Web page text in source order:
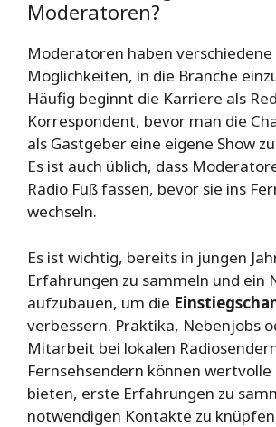
Moderatoren?
Moderatoren haben verschiedene
Möglichkeiten, in die Branche
Häufig beginnt die Karriere als
Korrespondent, bevor man die
als Gastgeber eine eigene Show
Es ist auch üblich, dass
Radio Fuß fassen, bevor sie ins
wechseln.
Es ist wichtig, bereits in jungen
Erfahrungen zu sammeln und ein
aufzubauen, um die
verbessern. Praktika, Nebenjobs
Mitarbeit bei lokalen
Fernsehsendern können
bieten, erste Erfahrungen zu
notwendigen Kontakte zu